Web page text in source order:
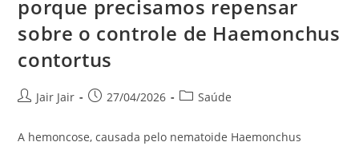
porque precisamos repensar
sobre o controle de Haemonchus
contortus
Jair Jair 27/04/2026 Saúde
A hemoncose, causada pelo nematoide Haemonchus